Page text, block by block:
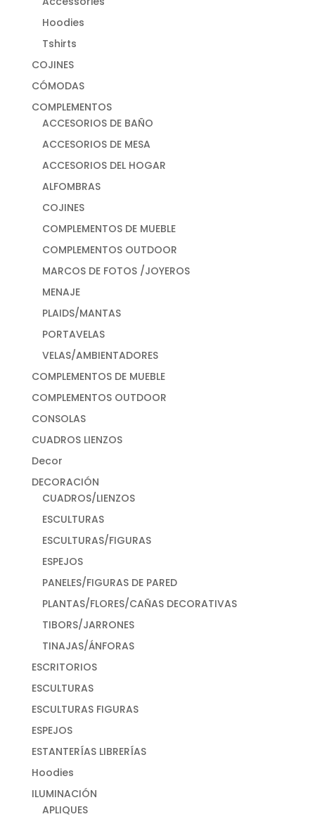
Hoodies
Tshirts
COJINES
CÓMODAS
COMPLEMENTOS
ACCESORIOS DE BAÑO
ACCESORIOS DE MESA
ACCESORIOS DEL HOGAR
ALFOMBRAS
COJINES
COMPLEMENTOS DE MUEBLE
COMPLEMENTOS OUTDOOR
MARCOS DE FOTOS /JOYEROS
MENAJE
PLAIDS/MANTAS
PORTAVELAS
VELAS/AMBIENTADORES
COMPLEMENTOS DE MUEBLE
COMPLEMENTOS OUTDOOR
CONSOLAS
CUADROS LIENZOS
Decor
DECORACIÓN
CUADROS/LIENZOS
ESCULTURAS
ESCULTURAS/FIGURAS
ESPEJOS
PANELES/FIGURAS DE PARED
PLANTAS/FLORES/CAÑAS DECORATIVAS
TIBORS/JARRONES
TINAJAS/ÁNFORAS
ESCRITORIOS
ESCULTURAS
ESCULTURAS FIGURAS
ESPEJOS
ESTANTERÍAS LIBRERÍAS
Hoodies
ILUMINACIÓN
APLIQUES